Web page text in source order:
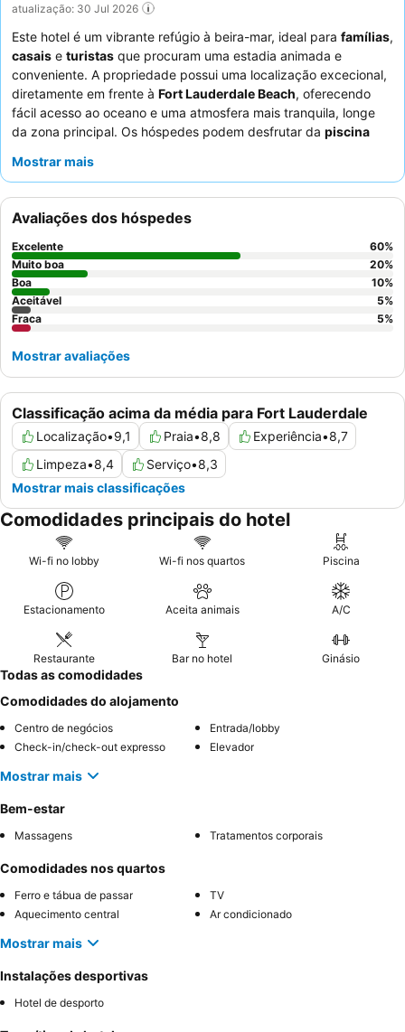
atualização: 30 Jul 2026
Este hotel é um vibrante refúgio à beira-mar, ideal para famílias,
casais e turistas que procuram uma estadia animada e
conveniente. A propriedade possui uma localização excecional,
diretamente em frente à Fort Lauderdale Beach, oferecendo
fácil acesso ao oceano e uma atmosfera mais tranquila, longe
da zona principal. Os hóspedes podem desfrutar da piscina
Experience, como salsa e blackjack. Os funcionários recebem
profissionalismo, e o pequeno-almoço
particular, oferecendo opções variadas e deliciosas. Para a
melhor experiência, considere solicitar um quarto num andar
superior para vistas melhoradas.
Mostrar mais
Classificação acima da média para Fort Lauderdale
Localização•9,1 Praia•8,8 Experiência•8,7
Limpeza•8,4 Serviço•8,3
Mostrar mais classificações
Avaliações dos hóspedes
Excelente 60%
Muito boa
20%
Boa
10%
Aceitável
5%
Fraca
5%
Mostrar avaliações
Comodidades principais do hotel
Wi-fi no lobby Wi-fi nos quartos Piscina
Estacionamento Aceita animais A/C
Restaurante Bar no hotel Ginásio
Todas as comodidades
Comodidades do alojamento
Centro de negócios
Entrada/lobby
Check-in/check-out expresso
Elevador
Mostrar mais
Bem-estar
Massagens Tratamentos corporais
Comodidades nos quartos
Ferro e tábua de passar
TV
Aquecimento central
Ar condicionado
Mostrar mais
Instalações desportivas
Hotel de desporto